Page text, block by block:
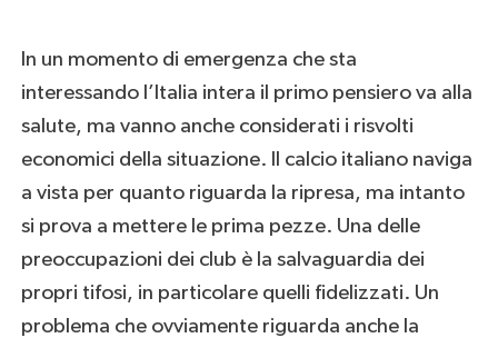
In un momento di emergenza che sta
interessando l’Italia intera il primo pensiero va alla
salute, ma vanno anche considerati i risvolti
economici della situazione. Il calcio italiano naviga
a vista per quanto riguarda la ripresa, ma intanto
si prova a mettere le prima pezze. Una delle
preoccupazioni dei club è la salvaguardia dei
propri tifosi, in particolare quelli fidelizzati. Un
problema che ovviamente riguarda anche la